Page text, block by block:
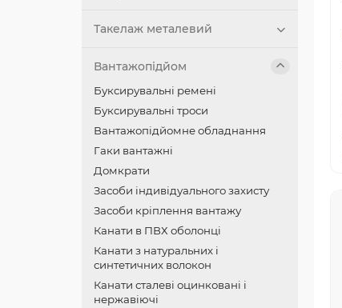
Такелаж металевий
Вантажопідйом
Буксирувальні ремені
Буксирувальні троси
Вантажопідйомне обладнання
Гаки вантажні
Домкрати
Засоби індивідуального захисту
Засоби кріплення вантажу
Канати в ПВХ оболонці
Канати з натуральних і
синтетичних волокон
Канати сталеві оцинковані і
нержавіючі